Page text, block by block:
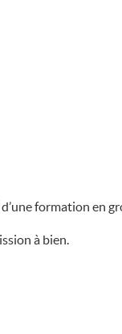
formation en
à bien.